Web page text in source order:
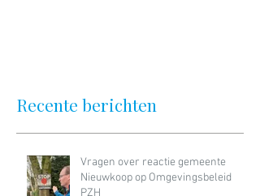
Recente berichten
Vragen over reactie gemeente
Nieuwkoop op Omgevingsbeleid